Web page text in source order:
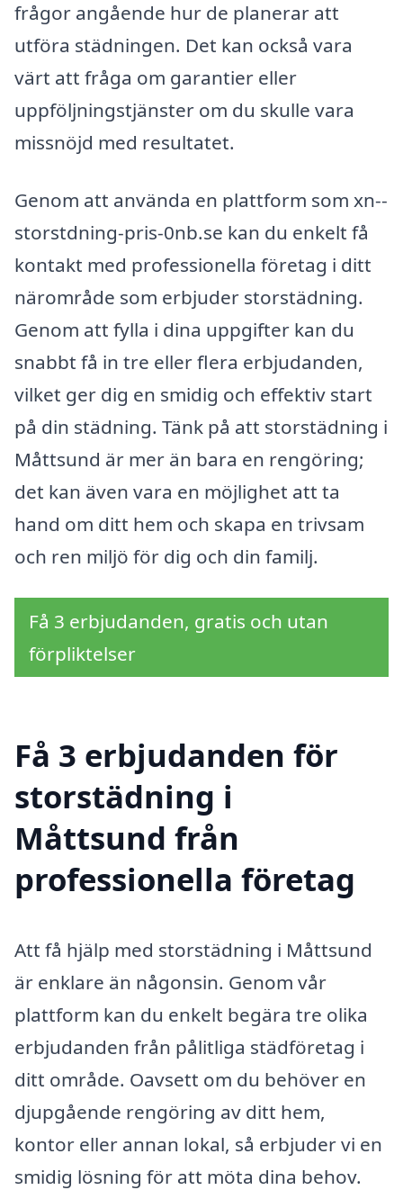
frågor angående hur de planerar att
utföra städningen. Det kan också vara
värt att fråga om garantier eller
uppföljningstjänster om du skulle vara
missnöjd med resultatet.
Genom att använda en plattform som xn--
storstdning-pris-0nb.se kan du enkelt få
kontakt med professionella företag i ditt
närområde som erbjuder storstädning.
Genom att fylla i dina uppgifter kan du
snabbt få in tre eller flera erbjudanden,
vilket ger dig en smidig och effektiv start
på din städning. Tänk på att storstädning i
Måttsund är mer än bara en rengöring;
det kan även vara en möjlighet att ta
hand om ditt hem och skapa en trivsam
och ren miljö för dig och din familj.
Få 3 erbjudanden, gratis och utan
förpliktelser
Få 3 erbjudanden för
storstädning i
Måttsund från
professionella företag
Att få hjälp med storstädning i Måttsund
är enklare än någonsin. Genom vår
plattform kan du enkelt begära tre olika
erbjudanden från pålitliga städföretag i
ditt område. Oavsett om du behöver en
djupgående rengöring av ditt hem,
kontor eller annan lokal, så erbjuder vi en
smidig lösning för att möta dina behov.